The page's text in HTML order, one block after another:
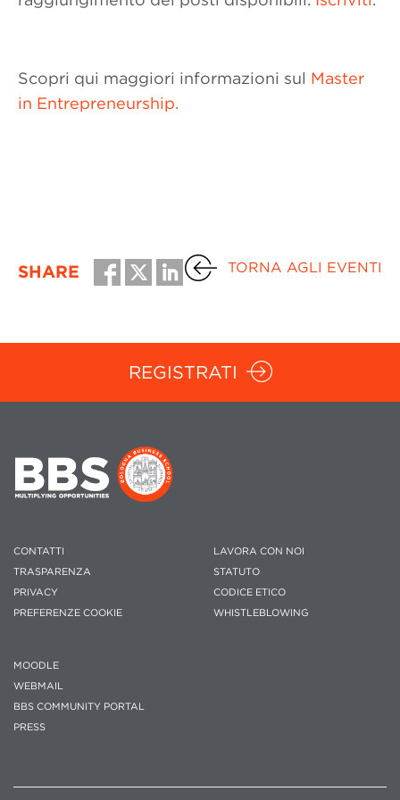
Scopri qui maggiori informazioni sul Master
in Entrepreneurship.
SHARE TORNA AGLI EVENTI
REGISTRATI
CONTATTI
TRASPARENZA
PRIVACY
PREFERENZE COOKIE
LAVORA CON NOI
STATUTO
CODICE ETICO
WHISTLEBLOWING
MOODLE
WEBMAIL
BBS COMMUNITY PORTAL
PRESS